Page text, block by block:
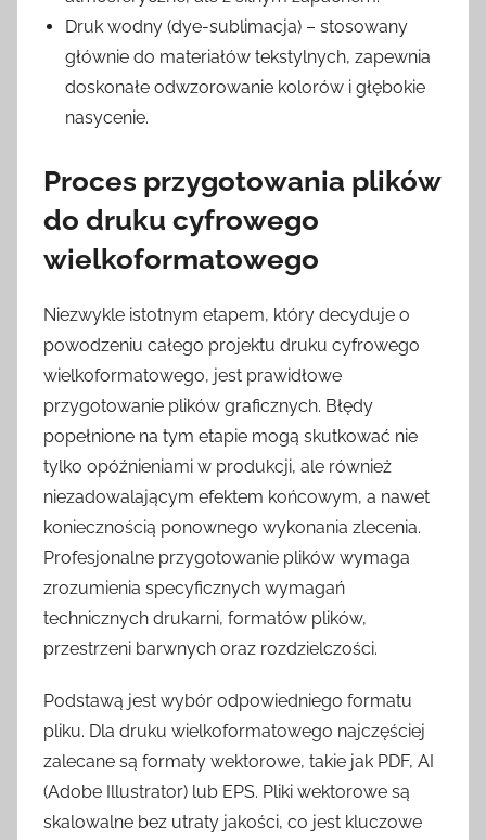
Druk wodny (dye-sublimacja) – stosowany
głównie do materiałów tekstylnych, zapewnia
doskonałe odwzorowanie kolorów i głębokie
nasycenie.
Proces przygotowania plików
do druku cyfrowego
wielkoformatowego
Niezwykle istotnym etapem, który decyduje o
powodzeniu całego projektu druku cyfrowego
wielkoformatowego, jest prawidłowe
przygotowanie plików graficznych. Błędy
popełnione na tym etapie mogą skutkować nie
tylko opóźnieniami w produkcji, ale również
niezadowalającym efektem końcowym, a nawet
koniecznością ponownego wykonania zlecenia.
Profesjonalne przygotowanie plików wymaga
zrozumienia specyficznych wymagań
technicznych drukarni, formatów plików,
przestrzeni barwnych oraz rozdzielczości.
Podstawą jest wybór odpowiedniego formatu
pliku. Dla druku wielkoformatowego najczęściej
zalecane są formaty wektorowe, takie jak PDF, AI
(Adobe Illustrator) lub EPS. Pliki wektorowe są
skalowalne bez utraty jakości, co jest kluczowe